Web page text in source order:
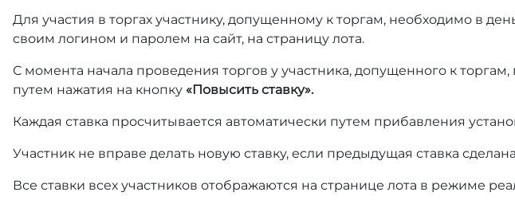
Для участия в торгах участнику, допущенному к торгам, необходимо в
своим логином и паролем на сайт, на страницу лота.
С момента начала проведения торгов у участника, допущенного к
путем нажатия на кнопку «Повысить ставку».
Каждая ставка просчитывается автоматически путем прибавления
Участник не вправе делать новую ставку, если предыдущая ставка
Все ставки всех участников отображаются на странице лота в режиме